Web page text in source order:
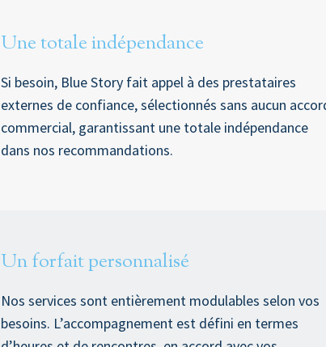
Une totale indépendance
Si besoin, Blue Story fait appel à des prestataires
externes de confiance, sélectionnés sans aucun
commercial, garantissant une totale indépendance
dans nos recommandations.
Un forfait personnalisé
Nos services sont entièrement modulables selon vos
besoins. L’accompagnement est défini en termes